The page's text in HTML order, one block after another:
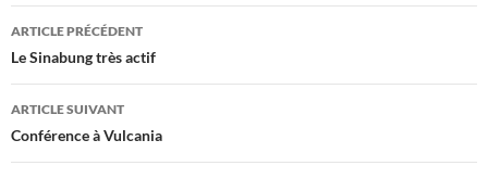
Navigation
des
articles
ARTICLE PRÉCÉDENT
Le Sinabung très actif
ARTICLE SUIVANT
Conférence à Vulcania